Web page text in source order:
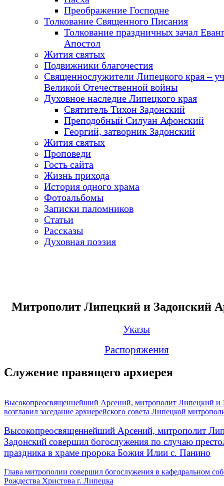
Преображение Господне
Толкование Священного Писания
Толкование праздничных зачал
Апостол
Жития святых
Подвижники благочестия
Священнослужители Липецкого края –
Великой Отечественной войны
Духовное наследие Липецкого края
Святитель Тихон Задонский
Преподобный Силуан Афонский
Георгий, затворник Задонский
Жития святых
Проповеди
Гость сайта
Жизнь прихода
История одного храма
Фотоальбомы
Записки паломников
Статьи
Рассказы
Духовная поэзия
Митрополит Липецкий и Задонский
Указы
Распоряжения
Служение правящего архиерея
Высокопреосвященнейший Арсений, митрополит Липецкий и
возглавил заседание архиерейского совета Липецкой
Высокопреосвященнейший Арсений, митрополит
Задонский совершил богослужения по случаю
праздника в храме пророка Божия Илии с. Панино
Глава митрополии совершил богослужения в кафедральном
Рождества Христова г. Липецка